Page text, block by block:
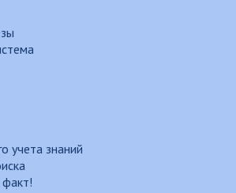
учета знаний